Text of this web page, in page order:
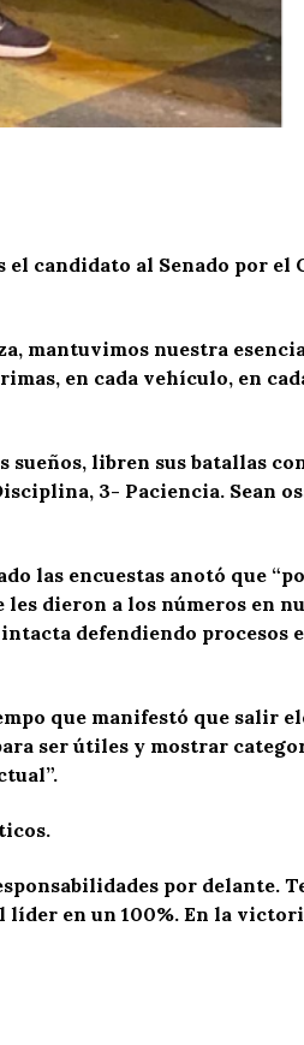
candidato al Senado por el
mantuvimos nuestra
en cada vehículo, en
libren sus batallas
3- Paciencia. Sean
las encuestas anotó que
dieron a los números en
defendiendo procesos
que manifestó que salir
ser útiles y mostrar
por delante.
líder en un 100%. En la